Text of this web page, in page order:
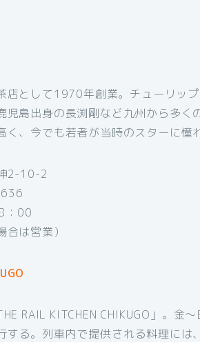
店として1970年創業。チューリッ
児島出身の長渕剛など九州から多く
、今でも若者が当時のスターに憧
2-10-2
：00
合は営業）
RAIL KITCHEN CHIKUGO」。金
する。列車内で提供される料理には